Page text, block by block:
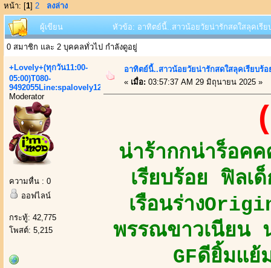
หน้า: [1] 2 ลงล่าง
ผู้เขียน หัวข้อ: อาทิตย์นี้..สาวน้อยวัยน่ารักสดใสลุคเรีย
0 สมาชิก และ 2 บุคคลทั่วไป กำลังดูอยู่
+Lovely+(ทุกวัน11:00-
05:00)T080-
9492055Line:spalovely123
Moderator
ความหื่น : 0
ออฟไลน์
กระทู้: 42,775
โพสต์: 5,215
อาทิตย์นี้..สาวน้อยวัยน่ารักสดใสลุคเรียบร้
« เมื่อ: 03:57:37 AM 29 มิถุนายน 2025 »
น่าร้ากกน่าร็อ
เรียบร้อย ฟิล
เรือนร่าง
พรรณขาวเนียน
GFดียิ้มแ